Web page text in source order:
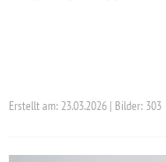
Erstellt am: 23.03.2026 | Bilder: 303